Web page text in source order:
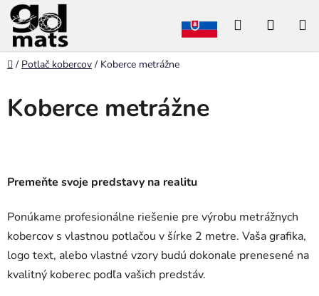
Prejsť
na
obsah
Hľadať
Domov
/ Potlač kobercov / Koberce metrážne
Koberce metrážne
Premeňte svoje predstavy na realitu
Ponúkame profesionálne riešenie pre výrobu metrážnych
kobercov s vlastnou potlačou v šírke 2 metre. Vaša grafika,
logo text, alebo vlastné vzory budú dokonale prenesené na
kvalitný koberec podľa vašich predstáv.